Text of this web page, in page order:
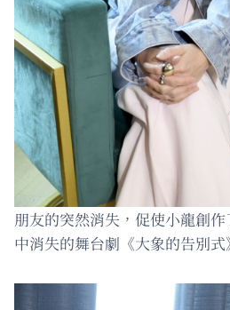
朋友的突然消失，促使小龍創
中消失的舞台劇《大象的告別式